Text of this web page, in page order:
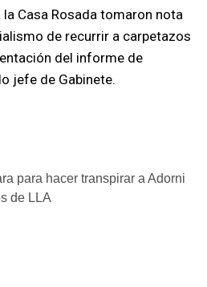
Casa Rosada tomaron nota
de recurrir a carpetazos
del informe de
jefe de Gabinete.